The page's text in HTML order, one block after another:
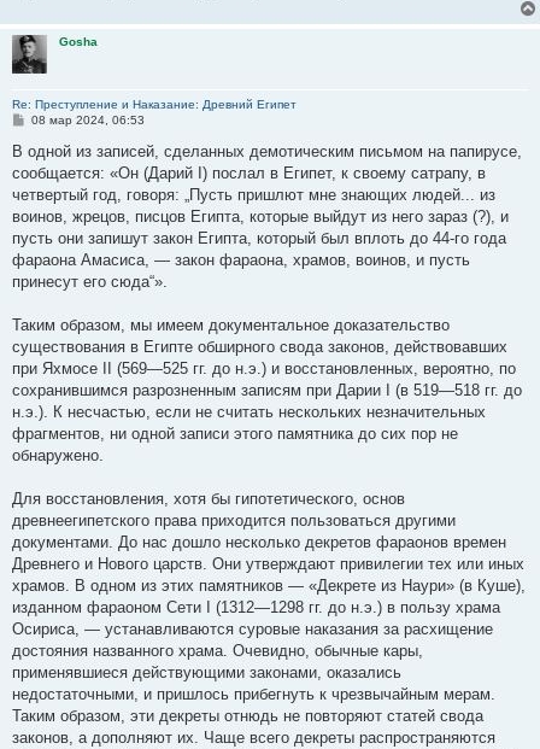
Gosha
Re: Преступление и Наказание: Древний Египет
С
о
щ
е
и
е
08 мар 2024, 06:53
В одной из записей, сделанных демотическим письмом на папирусе,
сообщается: «Он (Дарий I) послал в Египет, к своему сатрапу, в
четвертый год, говоря: „Пусть пришлют мне знающих людей... из
воинов, жрецов, писцов Египта, которые выйдут из него зараз (?), и
пусть они запишут закон Египта, который был вплоть до 44-го года
фараона Амасиса, — закон фараона, храмов, воинов, и пусть
принесут его сюда“».
Таким образом, мы имеем документальное доказательство
существования в Египте обширного свода законов, действовавших
при Яхмосе II (569—525 гг. до н.э.) и восстановленных, вероятно, по
сохранившимся разрозненным записям при Дарии I (в 519—518 гг. до
н.э.). К несчастью, если не считать нескольких незначительных
фрагментов, ни одной записи этого памятника до сих пор не
обнаружено.
Для восстановления, хотя бы гипотетического, основ
древнеегипетского права приходится пользоваться другими
документами. До нас дошло несколько декретов фараонов времен
Древнего и Нового царств. Они утверждают привилегии тех или иных
храмов. В одном из этих памятников — «Декрете из Наури» (в Куше),
изданном фараоном Сети I (1312—1298 гг. до н.э.) в пользу храма
Осириса, — устанавливаются суровые наказания за расхищение
достояния названного храма. Очевидно, обычные кары,
применявшиеся действующими законами, оказались
недостаточными, и пришлось прибегнуть к чрезвычайным мерам.
Таким образом, эти декреты отнюдь не повторяют статей свода
законов, а дополняют их. Чаще всего декреты распространяются